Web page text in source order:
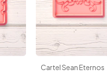
Cartel Sean Eternos